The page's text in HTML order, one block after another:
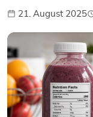
Publicerad:
21. August 2025